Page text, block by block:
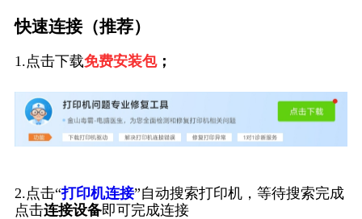
快速连接（推荐）
1.点击下载免费安装包；
2.点击“打印机连接”自动搜索打印机，等待搜索完成
点击连接设备即可完成连接